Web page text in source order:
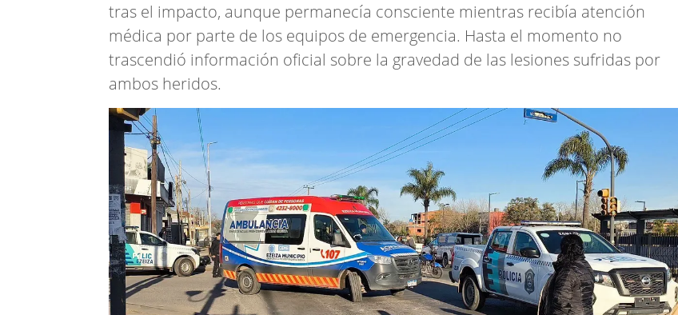
tras el impacto, aunque permanecía consciente mientras recibía atención
médica por parte de los equipos de emergencia. Hasta el momento no
trascendió información oficial sobre la gravedad de las lesiones sufridas por
ambos heridos.